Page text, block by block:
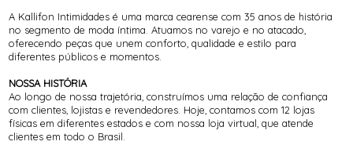
TOP
VISEIRA
A Kallifon Intimidades é uma marca cearense com 35 anos de história
no segmento de moda íntima. Atuamos no varejo e no atacado,
oferecendo peças que unem conforto, qualidade e estilo para
diferentes públicos e momentos.
NOSSA HISTÓRIA
Ao longo de nossa trajetória, construímos uma relação de confiança
com clientes, lojistas e revendedores. Hoje, contamos com 12 lojas
físicas em diferentes estados e com nossa loja virtual, que atende
clientes em todo o Brasil.